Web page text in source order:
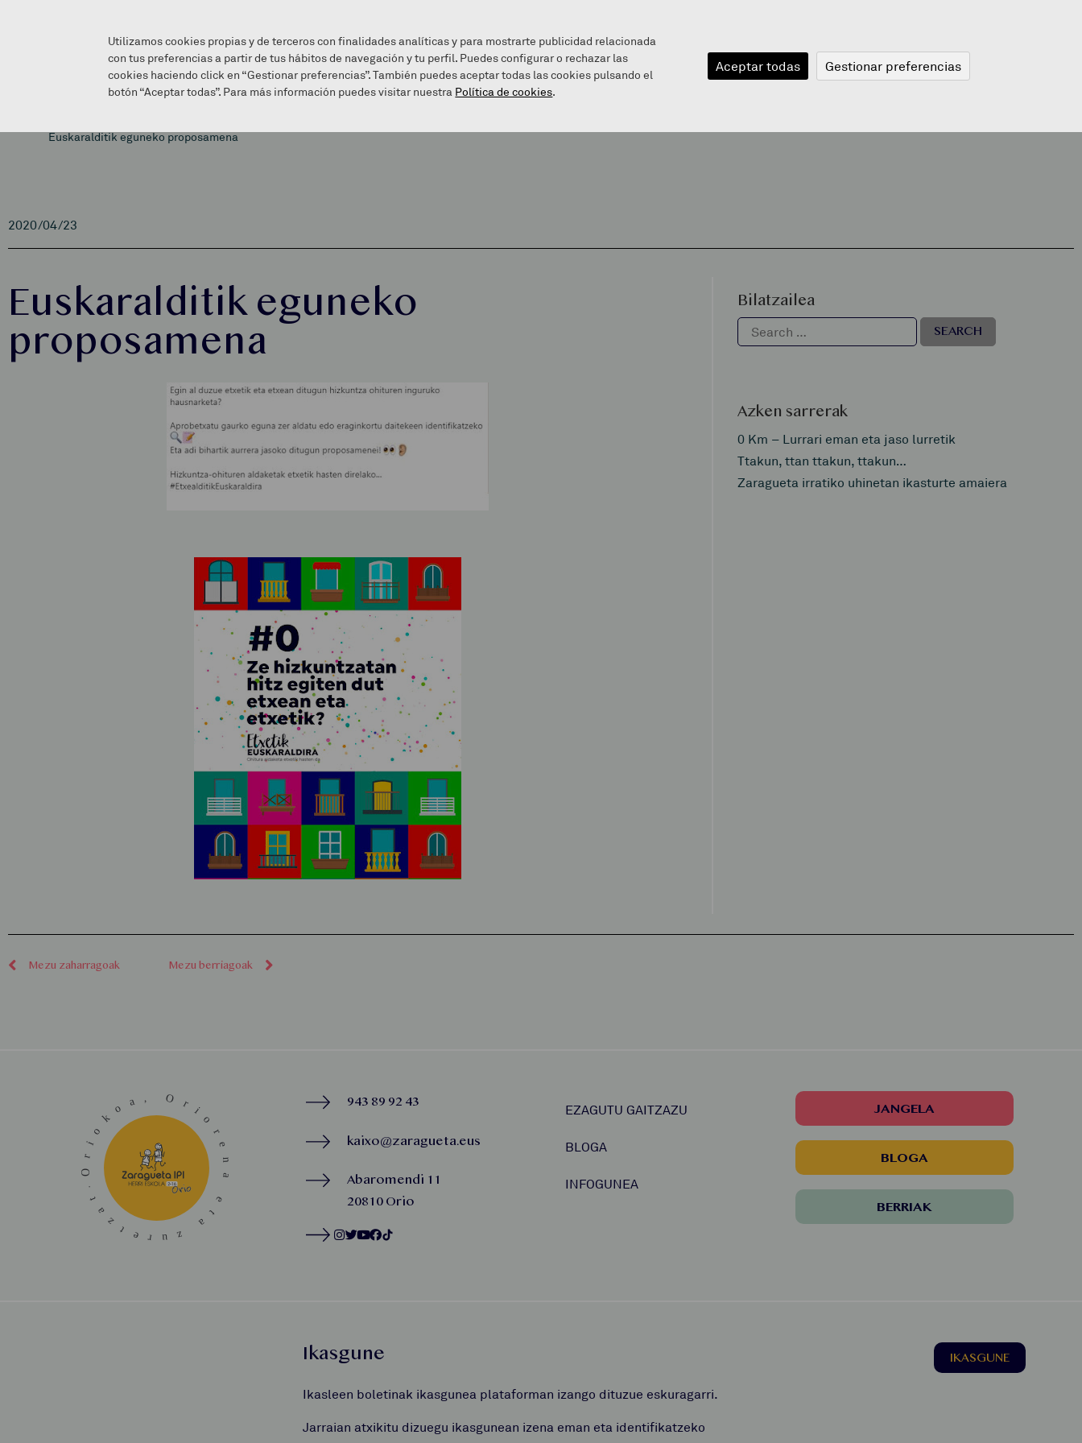
EZAGUTU GAITZAZU INFOGUNEA BALEAREN BIDEA JANGELA BLOGA BERRIAK
Euskaralditik eguneko proposamena
2020/04/23
Euskaralditik eguneko
proposamena
Bilatzailea
Azken sarrerak
0 Km – Lurrari eman eta jaso lurretik
Ttakun, ttan ttakun, ttakun…
Zaragueta irratiko uhinetan ikasturte amaiera
Mezu zaharragoak Mezu berriagoak
943 89 92 43
kaixo@zaragueta.eus
Abaromendi 11
20810 Orio
EZAGUTU GAITZAZU
BLOGA
INFOGUNEA
JANGELA
BLOGA
BERRIAK
Ikasgune
Ikasleen boletinak ikasgunea plataforman izango dituzue eskuragarri.
Jarraian atxikitu dizuegu ikasgunean izena eman eta identifikatzeko
IKASGUNE
Utilizamos cookies propias y de terceros con finalidades analíticas y para mostrarte publicidad relacionada
con tus preferencias a partir de tus hábitos de navegación y tu perfil. Puedes configurar o rechazar las
cookies haciendo click en “Gestionar preferencias”. También puedes aceptar todas las cookies pulsando el
botón “Aceptar todas”. Para más información puedes visitar nuestra Política de cookies.
Aceptar todas Gestionar preferencias